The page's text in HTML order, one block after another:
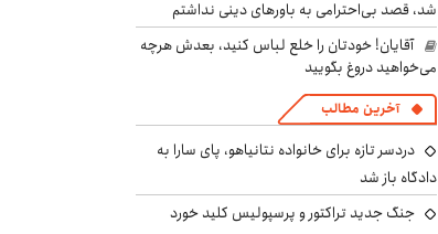
شد، قصد بی‌احترامی به باورهای دینی نداشتم
آقایان! خودتان را خلع لباس کنید، بعدش هرچه
می‌خواهید دروغ بگویید
آخرین مطالب
دردسر تازه برای خانواده نتانیاهو، پای سارا به
دادگاه باز شد
جنگ جدید تراکتور و پرسپولیس کلید خورد